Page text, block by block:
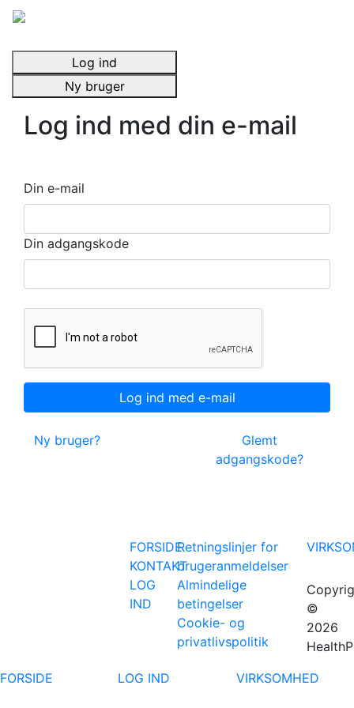
Log ind
Ny bruger
Log ind med din e-mail
Din e-mail
Din adgangskode
Ny bruger?
Glemt
adgangskode?
FORSIDE
KONTAKT
LOG
IND
Retningslinjer for
brugeranmeldelser
Almindelige
betingelser
Cookie- og
privatlivspolitik
©
2026
FORSIDE
LOG IND VIRKSOMHED